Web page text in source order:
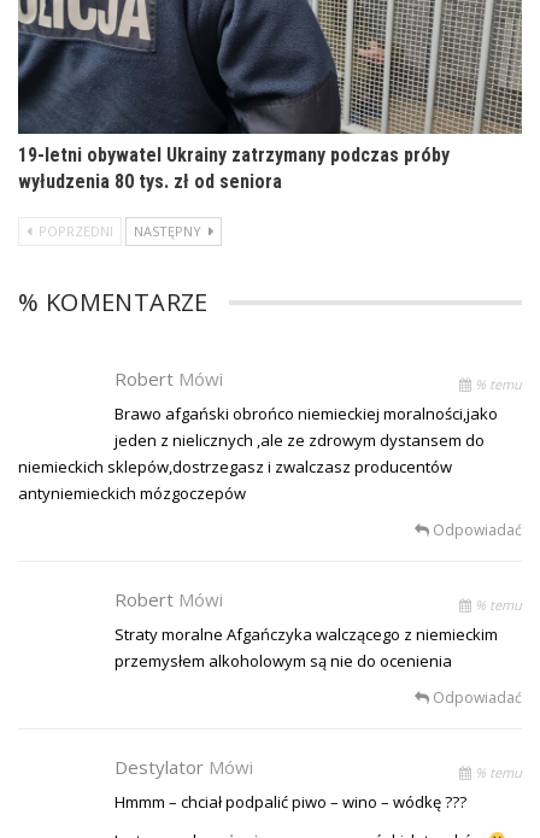
19-letni obywatel Ukrainy zatrzymany podczas próby
wyłudzenia 80 tys. zł od seniora
POPRZEDNI NASTĘPNY
% KOMENTARZE
Robert Mówi % temu
Brawo afgański obrońco niemieckiej moralności,jako
jeden z nielicznych ,ale ze zdrowym dystansem do
niemieckich sklepów,dostrzegasz i zwalczasz producentów
antyniemieckich mózgoczepów
Odpowiadać
Robert Mówi % temu
Straty moralne Afgańczyka walczącego z niemieckim
przemysłem alkoholowym są nie do ocenienia
Odpowiadać
Destylator Mówi % temu
Hmmm – chciał podpalić piwo – wino – wódkę ???